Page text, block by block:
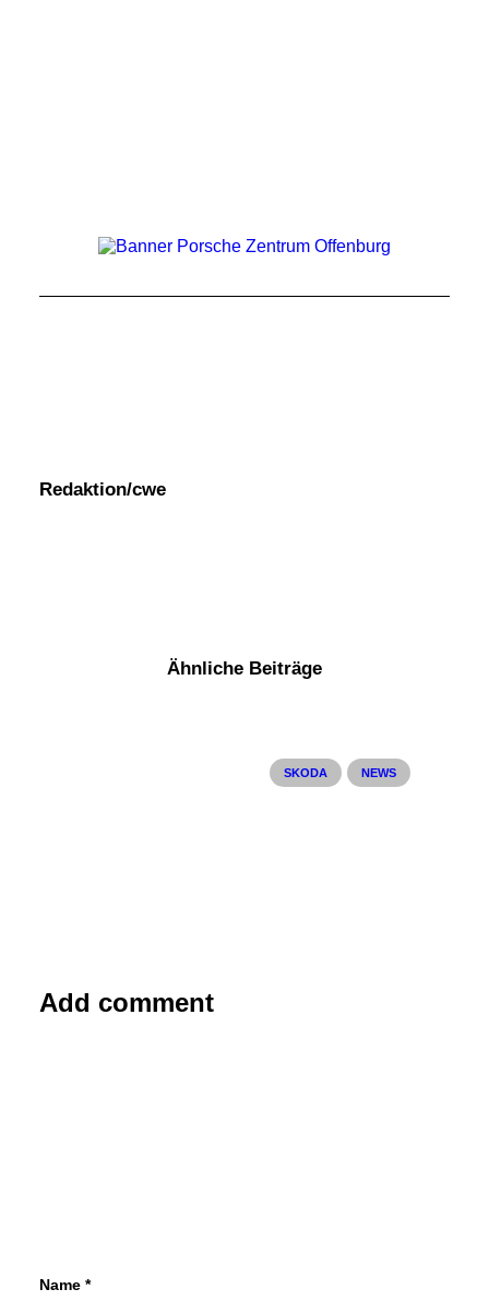
Redaktion/cwe
Ähnliche Beiträge
SKODA NEWS
Add comment
Name *